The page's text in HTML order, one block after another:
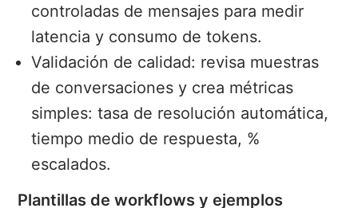
controladas de mensajes para medir
latencia y consumo de tokens.
Validación de calidad: revisa muestras
de conversaciones y crea métricas
simples: tasa de resolución automática,
tiempo medio de respuesta, %
escalados.
Plantillas de workflows y ejemplos